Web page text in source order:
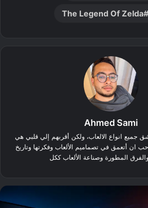
The Legend Of Zelda
Ahmed Sami
جميع انواع الالعاب، ولكن أقربهم إلي قلبي هي
احب ان أتعمق في تصماميم الألعاب وفكرتها وتاريخ
المطورة وصناعة الألعاب ككل